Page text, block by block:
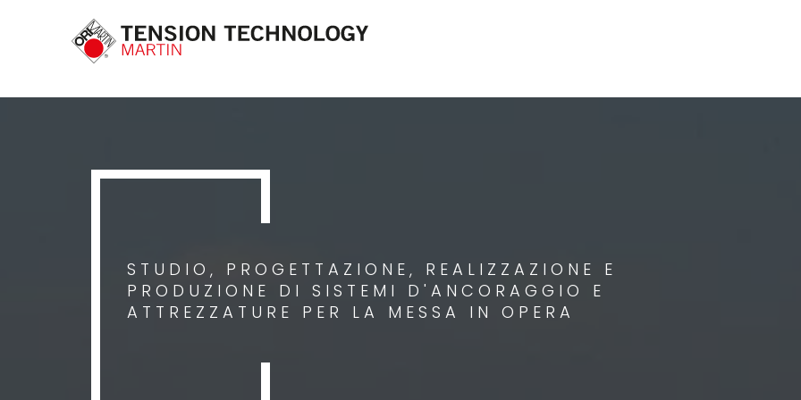
STUDIO, PROGETTAZIONE, REALIZZAZIONE E
PRODUZIONE DI SISTEMI D'ANCORAGGIO E
ATTREZZATURE PER LA MESSA IN OPERA